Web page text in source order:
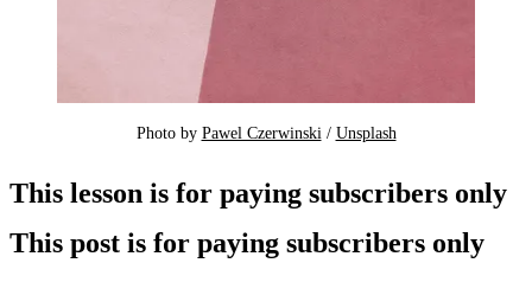
Photo by Pawel Czerwinski / Unsplash
This lesson is for paying subscribers only
This post is for paying subscribers only